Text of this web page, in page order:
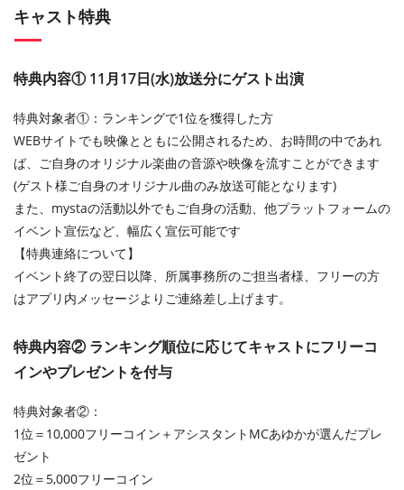
キャスト特典
特典内容① 11月17日(水)放送分にゲスト出演
特典対象者①：ランキングで1位を獲得した方
WEBサイトでも映像とともに公開されるため、お時間の中であれ
ば、ご自身のオリジナル楽曲の音源や映像を流すことができます
(ゲスト様ご自身のオリジナル曲のみ放送可能となります)
また、mystaの活動以外でもご自身の活動、他プラットフォームの
イベント宣伝など、幅広く宣伝可能です
【特典連絡について】
イベント終了の翌日以降、所属事務所のご担当者様、フリーの方
はアプリ内メッセージよりご連絡差し上げます。
特典内容② ランキング順位に応じてキャストにフリーコ
インやプレゼントを付与
特典対象者②：
1位＝10,000フリーコイン＋アシスタントMCあゆかが選んだプレ
ゼント
2位＝5,000フリーコイン